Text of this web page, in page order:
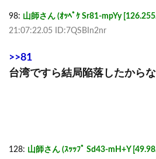
98: 山師さん (ｵｯﾍﾟｹ Sr81-mpYy
21:07:22.05 ID:7QSBIn2nr
>>81
台湾ですら結局陥落したから
128: 山師さん (ｽｯｯﾌﾟ Sd43-mH+Y